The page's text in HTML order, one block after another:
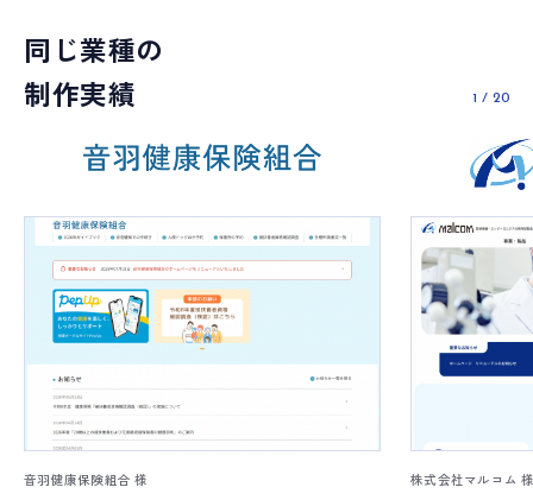
同じ業種の
制作実績
1 / 20
音羽健康保険組合 様 株式会社マルコム